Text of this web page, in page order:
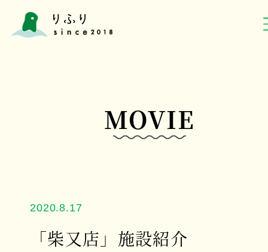
MOVIE
2020.8.17
「柴又店」施設紹介